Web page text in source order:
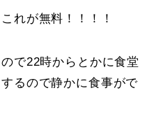
れが無料！！！！
で22時からとかに食堂
るので静かに食事がで